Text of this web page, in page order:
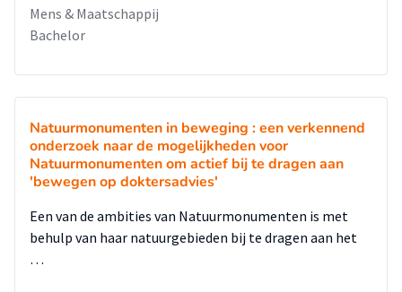
Mens & Maatschappij
Bachelor
Natuurmonumenten in beweging : een verkennend
onderzoek naar de mogelijkheden voor
Natuurmonumenten om actief bij te dragen aan
'bewegen op doktersadvies'
Een van de ambities van Natuurmonumenten is met
behulp van haar natuurgebieden bij te dragen aan het
…